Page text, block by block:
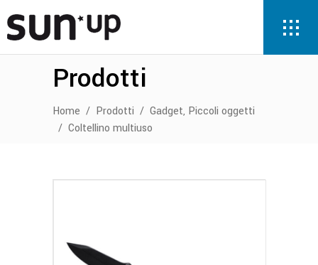
Prodotti
Home / Prodotti / Gadget, Piccoli oggetti
/ Coltellino multiuso